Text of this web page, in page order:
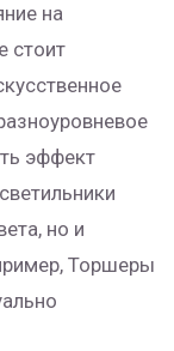
на
стоит
эффект
светильники
но и
Торшеры